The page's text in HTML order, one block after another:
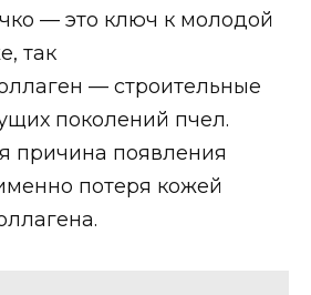
— это ключ к молодой
так
— строительные
поколений пчел.
причина появления
потеря кожей